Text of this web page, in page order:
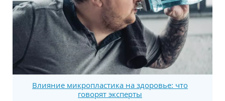
Влияние микропластика на здоровье: что
говорят эксперты